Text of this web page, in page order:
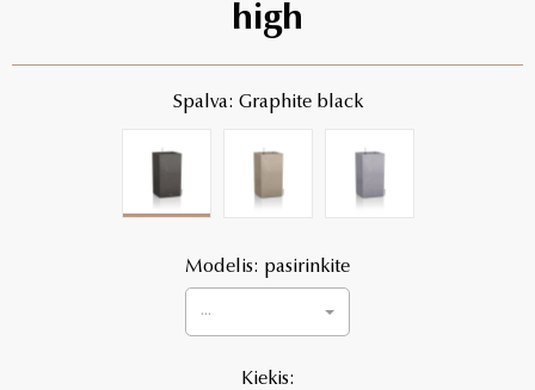
high
Spalva: Graphite black
Modelis: pasirinkite
...
Kiekis: